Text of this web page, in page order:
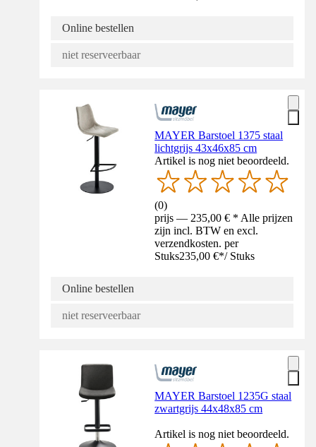
Online bestellen
niet reserveerbaar
MAYER Barstoel 1375 staal
lichtgrijs 43x46x85 cm
Artikel is nog niet beoordeeld.
(0)
prijs — 235,00 € * Alle prijzen
zijn incl. BTW en excl.
verzendkosten. per
Stuks235,00 €*/ Stuks
Online bestellen
niet reserveerbaar
MAYER Barstoel 1235G staal
zwartgrijs 44x48x85 cm
Artikel is nog niet beoordeeld.